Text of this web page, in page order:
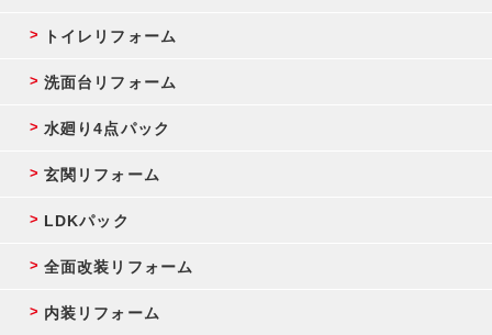
トイレリフォーム
洗面台リフォーム
水廻り4点パック
玄関リフォーム
LDKパック
全面改装リフォーム
内装リフォーム